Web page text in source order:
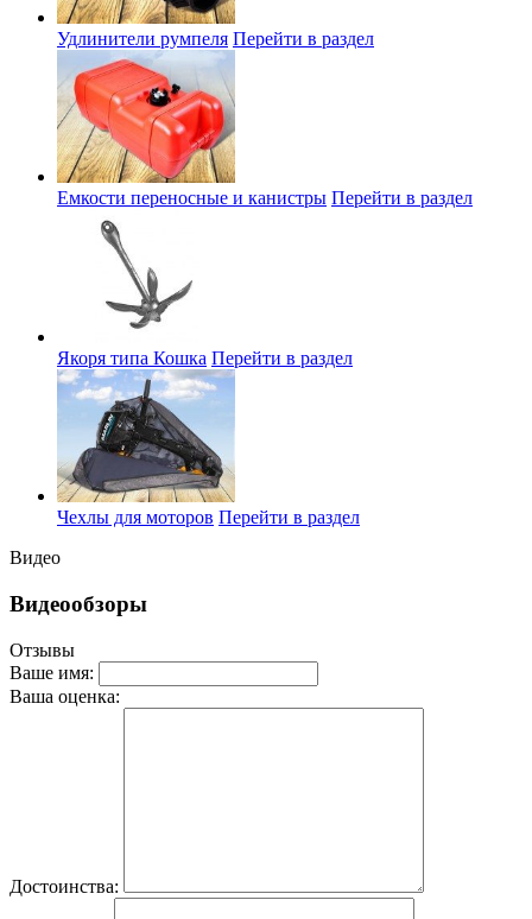
Удлинители румпеля Перейти в раздел
Емкости переносные и канистры Перейти в раздел
Якоря типа Кошка Перейти в раздел
Чехлы для моторов Перейти в раздел
Видео
Видеообзоры
Отзывы
Ваше имя:
Ваша оценка:
Достоинства: